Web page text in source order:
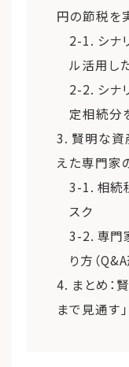
円の節税を
2-1. シナ
ル活用し
2-2. シナ
定相続分
3. 賢明な資
えた専門家
3-1. 相続
スク
3-2. 専門
り方（Q&A
4. まとめ：
まで見通す